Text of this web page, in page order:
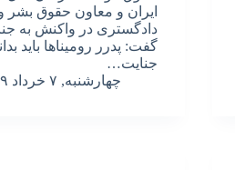
ایران و معاون حقوق بشر و
دادگستری در واکنش به
گفت: پدرر رومیناها باید
جنایت…
چهارشنبه, ۷ خرداد ۱۳۹۹ – ۱۸:۰۵